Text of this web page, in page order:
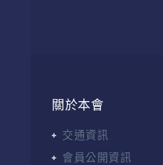
關於本會
交通資訊
會員公開資訊